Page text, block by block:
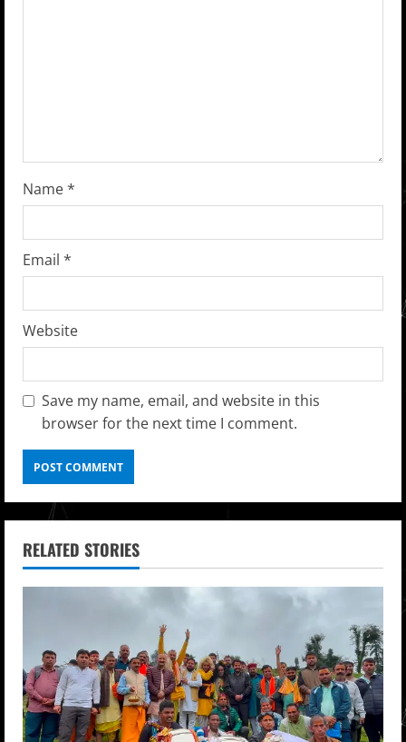
n
g
Name*
Email *
Website
Save my name, email, and website in this
browser for the next time I comment.
RELATED STORIES